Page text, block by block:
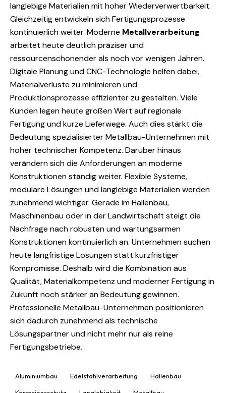
langlebige Materialien mit hoher Wiederverwertbarkeit.
Gleichzeitig entwickeln sich Fertigungsprozesse
kontinuierlich weiter. Moderne Metallverarbeitung
arbeitet heute deutlich präziser und
ressourcenschonender als noch vor wenigen Jahren.
Digitale Planung und CNC-Technologie helfen dabei,
Materialverluste zu minimieren und
Produktionsprozesse effizienter zu gestalten. Viele
Kunden legen heute großen Wert auf regionale
Fertigung und kurze Lieferwege. Auch dies stärkt die
Bedeutung spezialisierter Metallbau-Unternehmen mit
hoher technischer Kompetenz. Darüber hinaus
verändern sich die Anforderungen an moderne
Konstruktionen ständig weiter. Flexible Systeme,
modulare Lösungen und langlebige Materialien werden
zunehmend wichtiger. Gerade im Hallenbau,
Maschinenbau oder in der Landwirtschaft steigt die
Nachfrage nach robusten und wartungsarmen
Konstruktionen kontinuierlich an. Unternehmen suchen
heute langfristige Lösungen statt kurzfristiger
Kompromisse. Deshalb wird die Kombination aus
Qualität, Materialkompetenz und moderner Fertigung in
Zukunft noch stärker an Bedeutung gewinnen.
Professionelle Metallbau-Unternehmen positionieren
sich dadurch zunehmend als technische
Lösungspartner und nicht mehr nur als reine
Fertigungsbetriebe.
Aluminiumbau Edelstahlverarbeitung Hallenbau